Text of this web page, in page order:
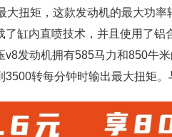
大扭矩，这款发动机的最大功
缸内直喷技术，并且使用了
v8发动机拥有585马力和850牛
转每分钟时输出最大扭矩。